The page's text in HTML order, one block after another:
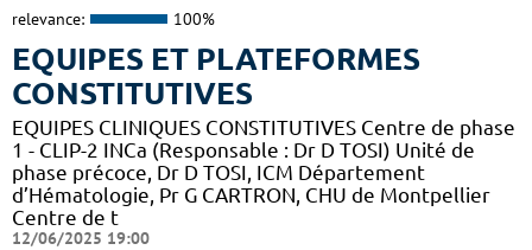
relevance: 100%
EQUIPES ET PLATEFORMES
CONSTITUTIVES
EQUIPES CLINIQUES CONSTITUTIVES Centre de phase
1 - CLIP-2 INCa (Responsable : Dr D TOSI) Unité de
phase précoce, Dr D TOSI, ICM Département
d’Hématologie, Pr G CARTRON, CHU de Montpellier
Centre de t
12/06/2025 19:00